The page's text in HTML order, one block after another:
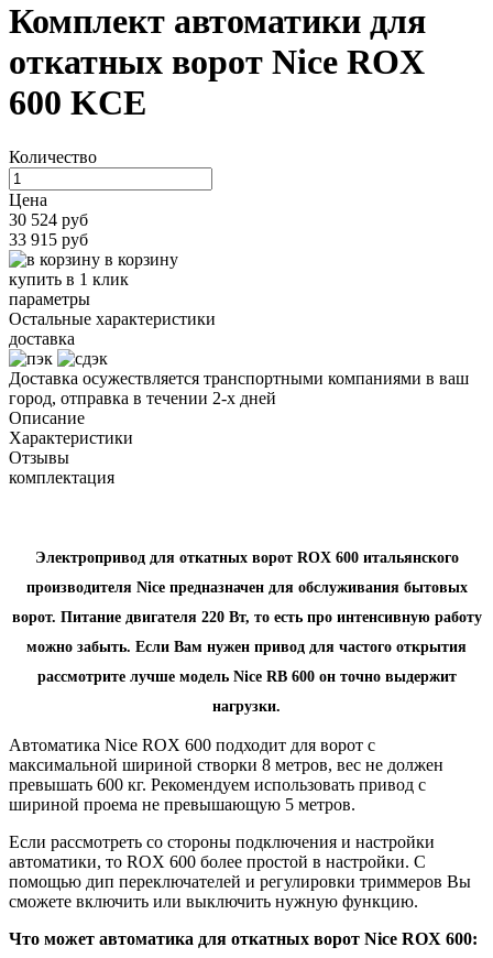
Комплект автоматики для
откатных ворот Nice ROX
600 KCE
Количество
Цена
30 524 руб
33 915 руб
в корзину
купить в 1 клик
параметры
Остальные характеристики
доставка
Доставка осужествляется транспортными компаниями в ваш
город, отправка в течении 2-х дней
Описание
Характеристики
Отзывы
комплектация
Электропривод для откатных ворот ROX600 итальянского
производителя Niceпредназначен для обслуживания бытовых
ворот. Питание двигателя 220 Вт, то есть про интенсивную работу
можно забыть. Если Вам нужен привод для частого открытия
рассмотрите лучше модель Nice RB 600 он точно выдержит
нагрузки.
Автоматика Nice ROX 600 подходит для ворот с
максимальной шириной створки 8 метров, вес не должен
превышать 600 кг. Рекомендуем использовать привод с
шириной проема не превышающую 5 метров.
Если рассмотреть со стороны подключения и настройки
автоматики, то ROX 600 более простой в настройки. С
помощью дип переключателей и регулировки триммеров Вы
сможете включить или выключить нужную функцию.
Что может автоматика для откатных ворот Nice ROX 600: